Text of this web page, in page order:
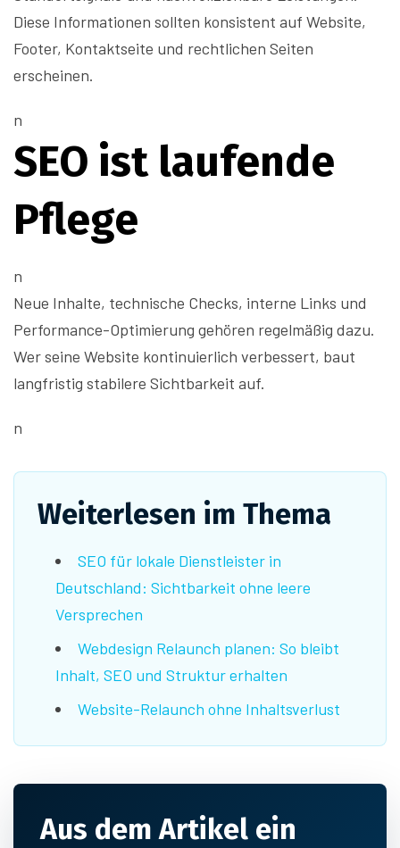
Diese Informationen sollten konsistent auf Website,
Footer, Kontaktseite und rechtlichen Seiten
erscheinen.
n
SEO ist laufende
Pflege
n
Neue Inhalte, technische Checks, interne Links und
Performance-Optimierung gehören regelmäßig dazu.
Wer seine Website kontinuierlich verbessert, baut
langfristig stabilere Sichtbarkeit auf.
n
Weiterlesen im Thema
SEO für lokale Dienstleister in
Deutschland: Sichtbarkeit ohne leere
Versprechen
Webdesign Relaunch planen: So bleibt
Inhalt, SEO und Struktur erhalten
Website-Relaunch ohne Inhaltsverlust
Aus dem Artikel ein